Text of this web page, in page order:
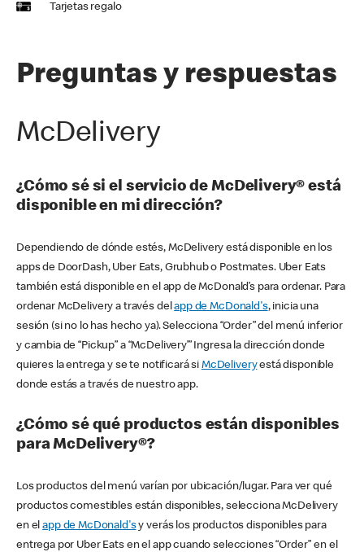
Tarjetas regalo
Preguntas y respuestas
McDelivery
¿Cómo sé si el servicio de McDelivery® está
disponible en mi dirección?
Dependiendo de dónde estés, McDelivery está disponible en los
apps de DoorDash, Uber Eats, Grubhub o Postmates. Uber Eats
también está disponible en el app de McDonald’s para ordenar. Para
ordenar McDelivery a través delapp de McDonald's, inicia una
sesión (si no lo has hecho ya). Selecciona “Order” del menú inferior
y cambia de “Pickup” a “McDelivery’” Ingresa la dirección donde
quieres la entrega y se te notificará si McDeliveryestá disponible
donde estás a través de nuestro app.
¿Cómo sé qué productos están disponibles
para McDelivery®?
Los productos del menú varían por ubicación/lugar. Para ver qué
productos comestibles están disponibles, selecciona McDelivery
en elapp de McDonald'sy verás los productos disponibles para
entrega por Uber Eats en el app cuando selecciones “Order” en el